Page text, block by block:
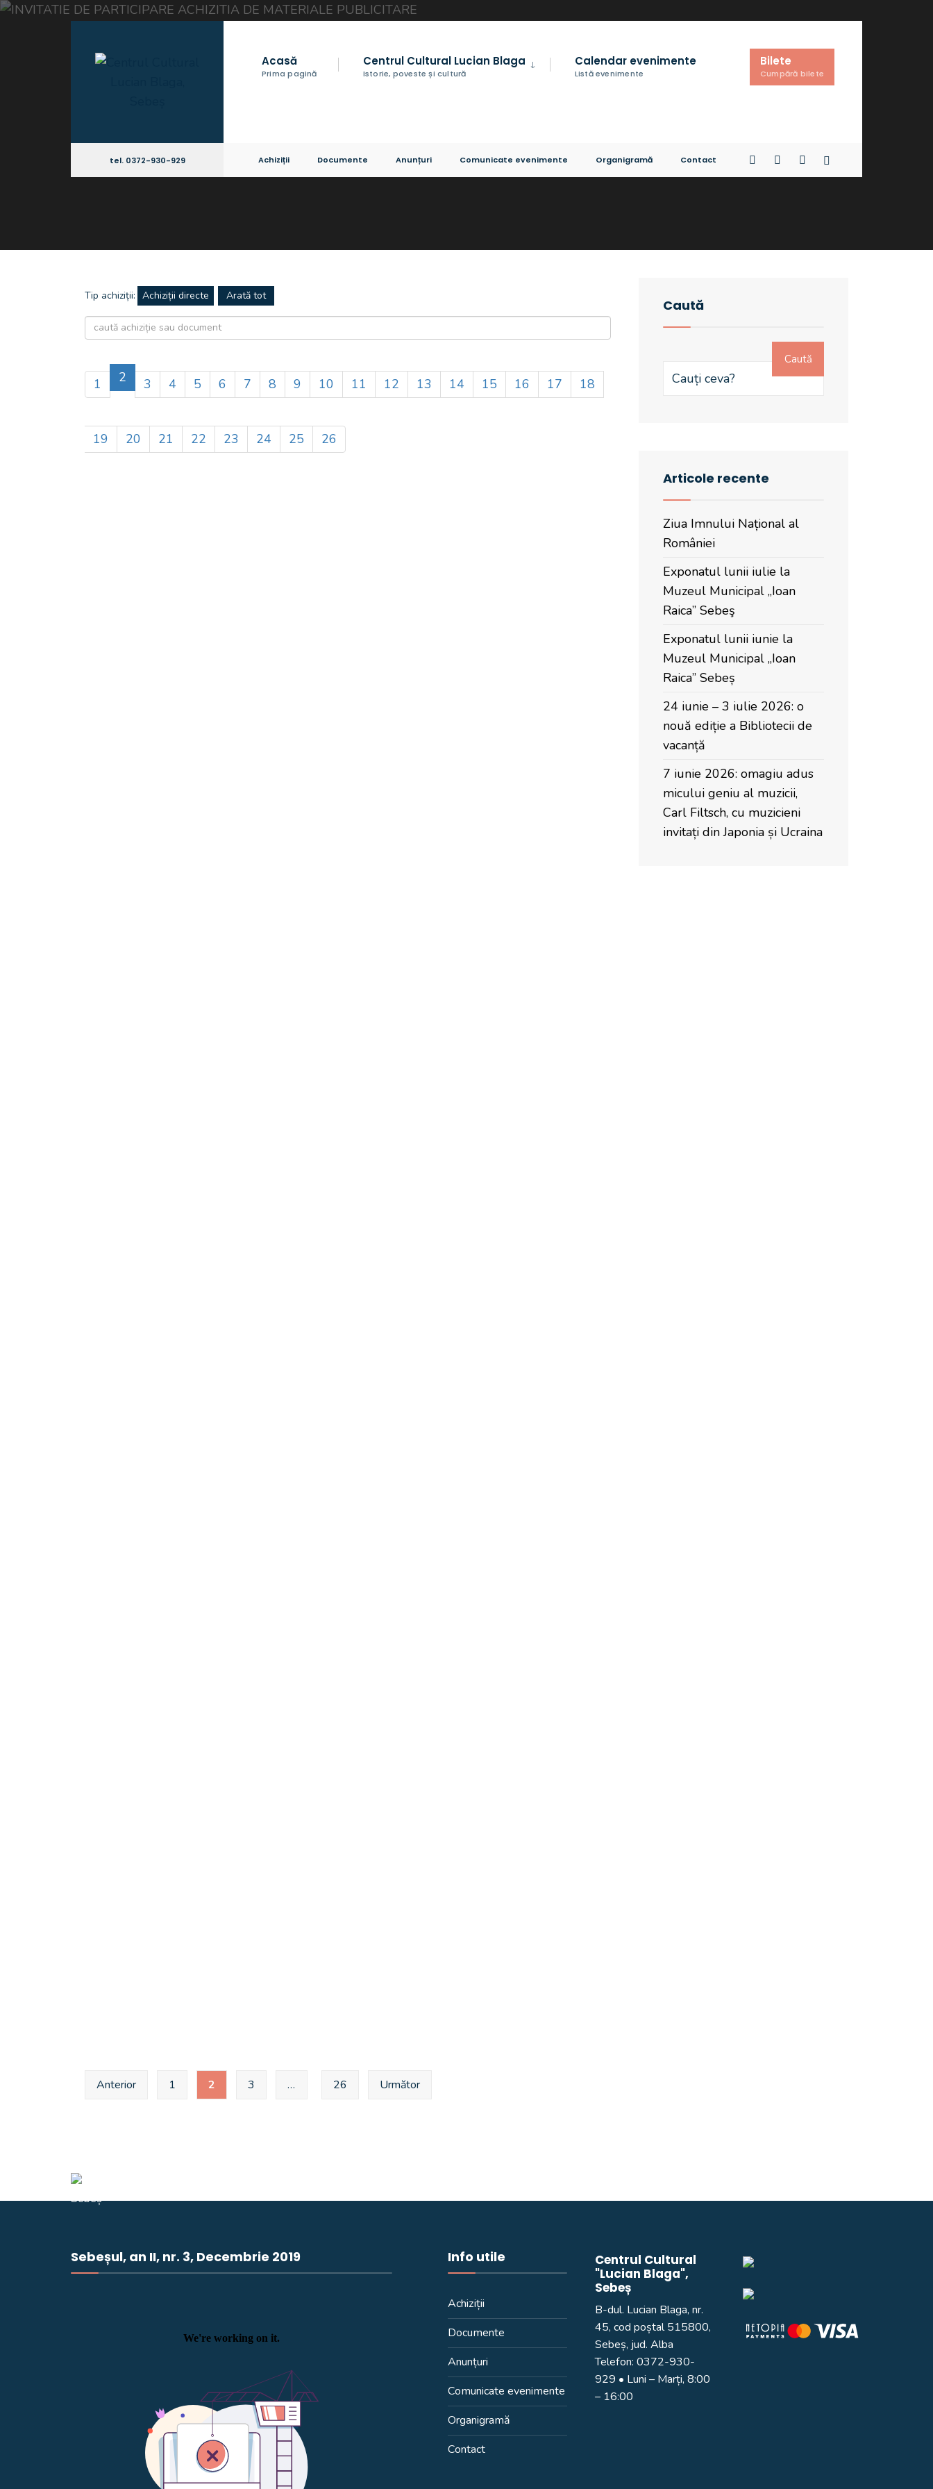
Acasă
Prima pagină
Centrul Cultural Lucian Blaga
Istorie, poveste și cultură
Calendar evenimente
Listă evenimente
Bilete
Cumpără bilete
tel. 0372-930-929 Achiziții Documente Anunțuri Comunicate evenimente Organigramă Contact
Tip achiziții: Achiziții directe
1 2 3 4 5 6 7 8 9 10 11 12 13 14 15 16 17 18
19 20 21 22 23 24 25 26
Anterior 1 2 3 … 26 Următor
Caută
Caută
Articole recente
Ziua Imnului Național al
României
Exponatul lunii iulie la
Muzeul Municipal „Ioan
Raica” Sebeş
Exponatul lunii iunie la
Muzeul Municipal „Ioan
Raica” Sebeș
24 iunie – 3 iulie 2026: o
nouă ediție a Bibliotecii de
vacanță
7 iunie 2026: omagiu adus
micului geniu al muzicii,
Carl Filtsch, cu muzicieni
invitați din Japonia și Ucraina
Sebeșul, an II, nr. 3, Decembrie 2019 Info utile
Achiziții
Documente
Anunțuri
Comunicate evenimente
Organigramă
Contact
Centrul Cultural
"Lucian Blaga",
Sebeș
B-dul. Lucian Blaga, nr.
45, cod poștal 515800,
Sebeș, jud. Alba
Telefon:0372-930-
929 • Luni – Marți, 8:00
– 16:00